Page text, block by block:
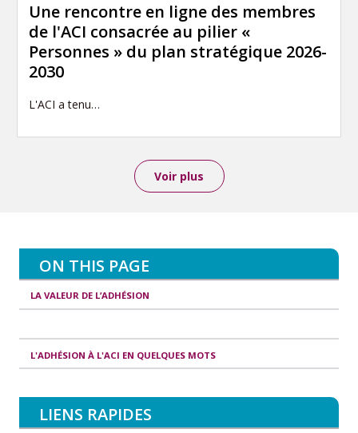
Une rencontre en ligne des membres
de l'ACI consacrée au pilier «
Personnes » du plan stratégique 2026-
2030
L'ACI a tenu…
Voir plus
ON THIS PAGE
LA VALEUR DE L’ADHÉSION
L'ADHÉSION À L'ACI EN QUELQUES MOTS
LIENS RAPIDES